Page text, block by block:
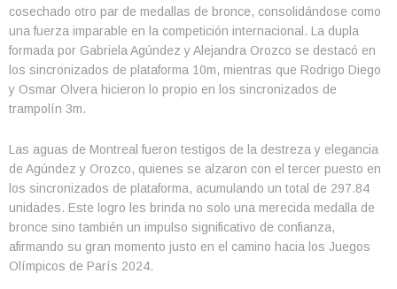
cosechado otro par de medallas de bronce, consolidándose como
una fuerza imparable en la competición internacional. La dupla
formada por Gabriela Agúndez y Alejandra Orozco se destacó en
los sincronizados de plataforma 10m, mientras que Rodrigo Diego
y Osmar Olvera hicieron lo propio en los sincronizados de
trampolín 3m.
Las aguas de Montreal fueron testigos de la destreza y elegancia
de Agúndez y Orozco, quienes se alzaron con el tercer puesto en
los sincronizados de plataforma, acumulando un total de 297.84
unidades. Este logro les brinda no solo una merecida medalla de
bronce sino también un impulso significativo de confianza,
afirmando su gran momento justo en el camino hacia los Juegos
Olímpicos de París 2024.